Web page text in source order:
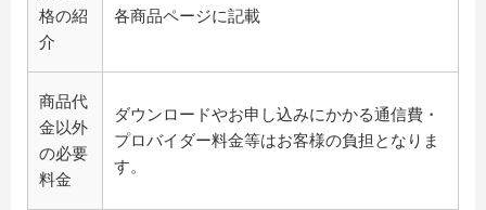
格の紹
介
各商品ページに記載
商品代
金以外
の必要
料金
ダウンロードやお申し込みにかかる通信費・
プロバイダー料金等はお客様の負担となりま
す。